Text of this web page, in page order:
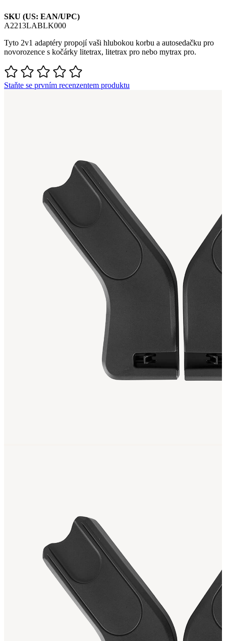
SKU (US: EAN/UPC)
A2213LABLK000
Tyto 2v1 adaptéry propojí vaši hlubokou korbu a autosedačku pro
novorozence s kočárky litetrax, litetrax pro nebo mytrax pro.
Staňte se prvním recenzentem produktu